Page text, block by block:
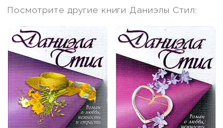
Посмотрите другие книги Даниэлы Стил: